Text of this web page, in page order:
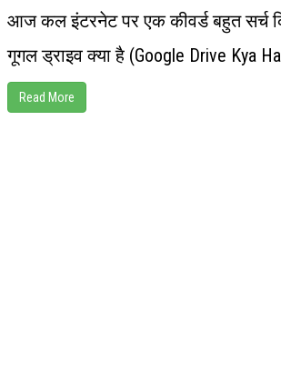
आज कल इंटरनेट पर एक कीवर्ड बहुत सर्च
गूगल ड्राइव क्या है (Google Drive Kya
Read More